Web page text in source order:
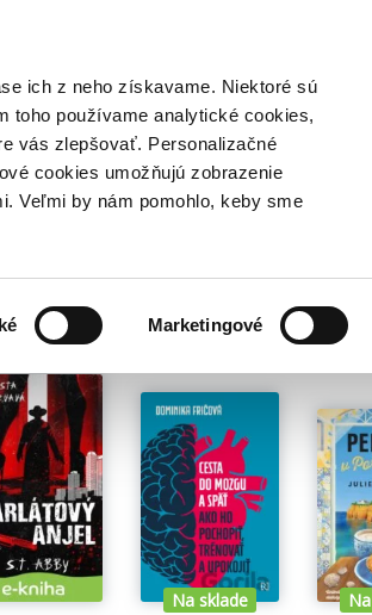
ich z neho získavame. Niektoré sú
toho používame analytické cookies,
vás zlepšovať. Personalizačné
cookies umožňujú zobrazenie
Veľmi by nám pomohlo, keby sme
Marketingové
Na sklade